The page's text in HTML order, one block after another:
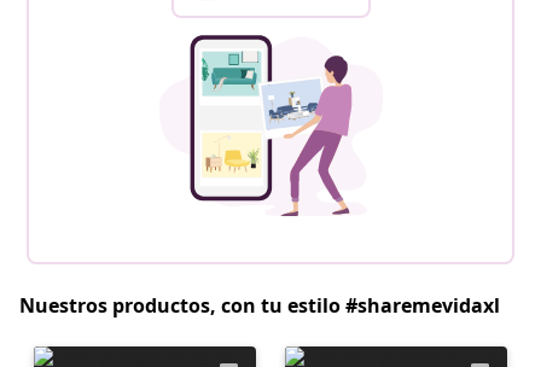
Nuestros productos, con tu estilo #sharemevidaxl